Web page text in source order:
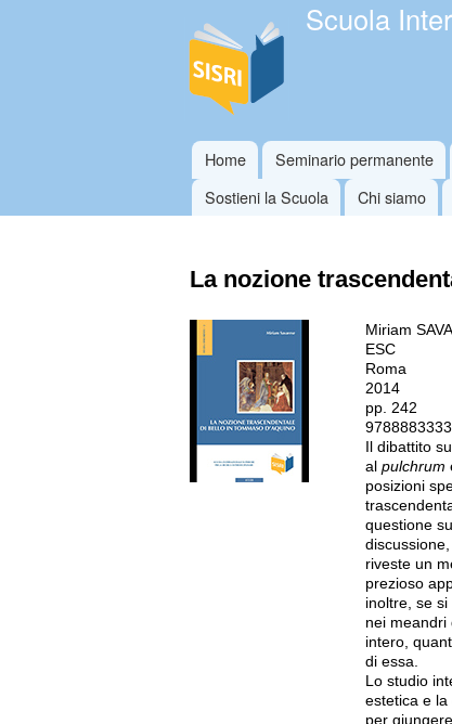
Scuola
Menu principale
Home Seminario permanente
Sostieni la Scuola
Chi siamo
La nozione
Miriam
ESC
Roma
2014
pp. 242
Il dibattito
alpulchrum
posizioni
questione
riveste un
prezioso
inoltre, se
nei meandri
intero,
di essa.
Lo studio
estetica e
per